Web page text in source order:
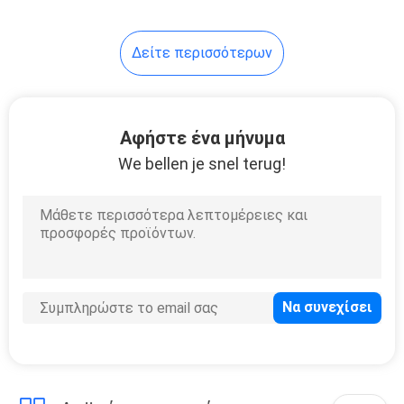
Πόρτες κρύας
αποθήκευσης
Δείτε περισσότερων
Αφήστε ένα μήνυμα
We bellen je snel terug!